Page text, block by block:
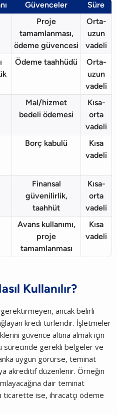
Güvenceler
Süre
Proje
tamamlanması,
ödeme güvencesi
Orta-
uzun
vadeli
Ödeme taahhüdü
Orta-
uzun
vadeli
Mal/hizmet
bedeli ödemesi
Kısa-
orta
vadeli
Borç kabulü
Kısa
vadeli
Finansal
güvenilirlik,
taahhüt
Kısa-
orta
vadeli
Avans kullanımı,
proje
tamamlanması
Kısa
vadeli
Kullanılır?
gerektirmeyen, ancak belirli
kredi türleridir. İşletmeler
güvence altına almak için
sürecinde gerekli belgeler ve
uygun görürse, teminat
akreditif düzenlenir. Örneğin
dair teminat
ticarette ise, ihracatçı ödeme